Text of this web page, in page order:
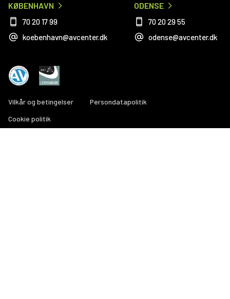
KØBENHAVN
70 20 17 99
koebenhavn@avcenter.dk
ODENSE
70 20 29 55
odense@avcenter.dk
Vilkår og betingelser
Persondatapolitik
Cookie politik